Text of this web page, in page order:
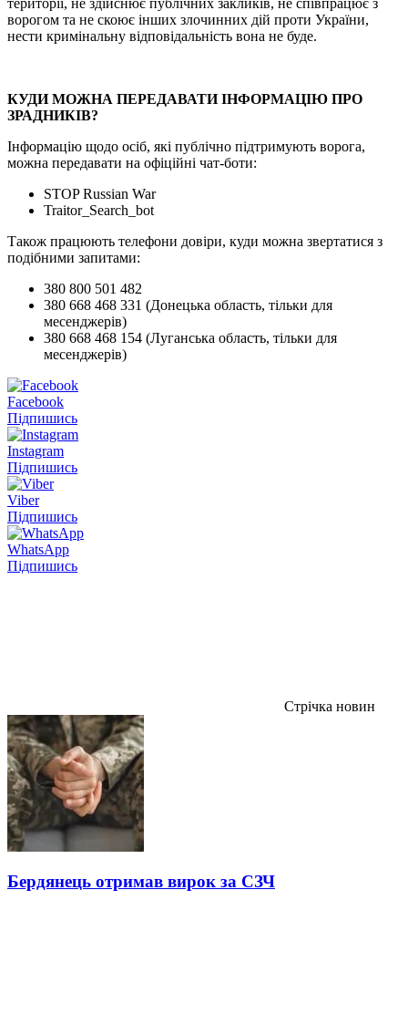
ворогом та не скоює інших злочинних дій проти України,
нести кримінальну відповідальність вона не буде.
КУДИ МОЖНА ПЕРЕДАВАТИ ІНФОРМАЦІЮ ПРО
ЗРАДНИКІВ?
Інформацію щодо осіб, які публічно підтримують ворога,
можна передавати на офіційні чат-боти:
STOP Russian War
Traitor_Search_bot
Також працюють телефони довіри, куди можна звертатися з
подібними запитами:
380 800 501 482
380 668 468 331 (Донецька область, тільки для
месенджерів)
380 668 468 154 (Луганська область, тільки для
месенджерів)
Facebook
Підпишись
Instagram
Підпишись
Viber
Підпишись
WhatsApp
Підпишись
Стрічка новин
Бердянець отримав вирок за СЗЧ